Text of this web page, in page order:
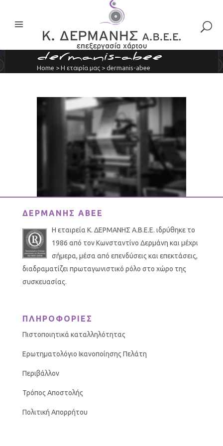
dermanis-abee
Home > Η εταιρία μας > dermanis-abee
ΔΕΡΜΑΝΗΣ ΑΒΕΕ
Η εταιρεία Κ. ΔΕΡΜΑΝΗΣ Α.Β.Ε.Ε. ιδρύθηκε το
1986 από τον Κωνσταντίνο Δερμάνη και μέχρι
σήμερα, μέσα από επενδύσεις και επεκτάσεις,
διαδραματίζει πρωταγωνιστικό ρόλο στο χώρο της
συσκευασίας.
ΠΛΗΡΟΦΟΡΙΕΣ
Πιστοποιητικά καταλληλότητας
Ερωτηματολόγιο Ικανοποίησης Πελάτη
Περιβάλλον
Τρόπος Αποστολής
Πολιτική Απορρήτου